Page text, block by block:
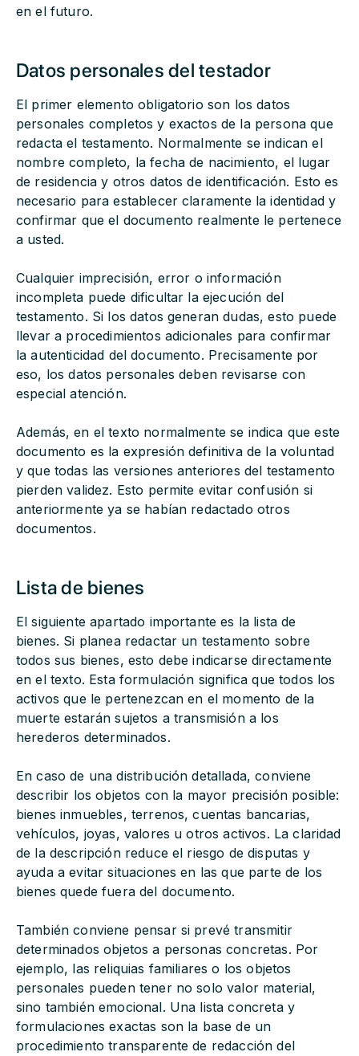
en el futuro.
Datos personales del testador
El primer elemento obligatorio son los datos
personales completos y exactos de la persona que
redacta el testamento. Normalmente se indican el
nombre completo, la fecha de nacimiento, el lugar
de residencia y otros datos de identificación. Esto es
necesario para establecer claramente la identidad y
confirmar que el documento realmente le pertenece
a usted.
Cualquier imprecisión, error o información
incompleta puede dificultar la ejecución del
testamento. Si los datos generan dudas, esto puede
llevar a procedimientos adicionales para confirmar
la autenticidad del documento. Precisamente por
eso, los datos personales deben revisarse con
especial atención.
Además, en el texto normalmente se indica que este
documento es la expresión definitiva de la voluntad
y que todas las versiones anteriores del testamento
pierden validez. Esto permite evitar confusión si
anteriormente ya se habían redactado otros
documentos.
Lista de bienes
El siguiente apartado importante es la lista de
bienes. Si planea redactar un testamento sobre
todos sus bienes, esto debe indicarse directamente
en el texto. Esta formulación significa que todos los
activos que le pertenezcan en el momento de la
muerte estarán sujetos a transmisión a los
herederos determinados.
En caso de una distribución detallada, conviene
describir los objetos con la mayor precisión posible:
bienes inmuebles, terrenos, cuentas bancarias,
vehículos, joyas, valores u otros activos. La claridad
de la descripción reduce el riesgo de disputas y
ayuda a evitar situaciones en las que parte de los
bienes quede fuera del documento.
También conviene pensar si prevé transmitir
determinados objetos a personas concretas. Por
ejemplo, las reliquias familiares o los objetos
personales pueden tener no solo valor material,
sino también emocional. Una lista concreta y
formulaciones exactas son la base de un
procedimiento transparente de redacción del